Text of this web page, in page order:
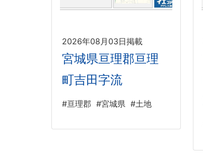
2026年08月03日掲載
宮城県亘理郡亘理
町吉田字流
#亘理郡 #宮城県 #土地